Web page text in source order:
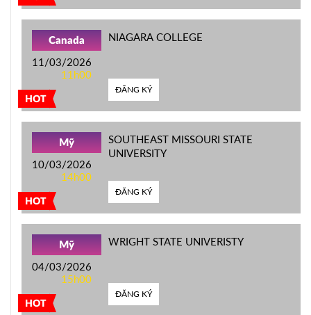
HOT
Canada
11/03/2026
11h00
NIAGARA COLLEGE
ĐĂNG KÝ
HOT
Mỹ
10/03/2026
14h00
SOUTHEAST MISSOURI STATE
UNIVERSITY
ĐĂNG KÝ
HOT
Mỹ
04/03/2026
15h00
WRIGHT STATE UNIVERISTY
ĐĂNG KÝ